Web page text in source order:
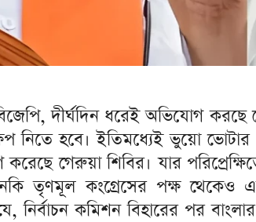
দীর্ঘদিন ধরেই অভিযোগ করছে
নিতে হবে। ইতিমধ্যেই ভুয়ো
গেরুয়া শিবির। যার
তৃণমূল কংগ্রেসের পক্ষ থেকেও
নির্বাচন কমিশন বিহারের পর